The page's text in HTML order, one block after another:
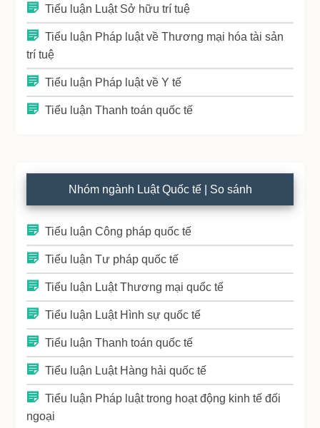
Tiểu luận Luật Sở hữu trí tuệ
Tiểu luận Pháp luật về Thương mại hóa tài sản
trí tuệ
Tiểu luận Pháp luật về Y tế
Tiểu luận Thanh toán quốc tế
Nhóm ngành Luật Quốc tế | So sánh
Tiểu luận Công pháp quốc tế
Tiểu luận Tư pháp quốc tế
Tiểu luận Luật Thương mại quốc tế
Tiểu luận Luật Hình sự quốc tế
Tiểu luận Thanh toán quốc tế
Tiểu luận Luật Hàng hải quốc tế
Tiểu luận Pháp luật trong hoạt động kinh tế đối
ngoại